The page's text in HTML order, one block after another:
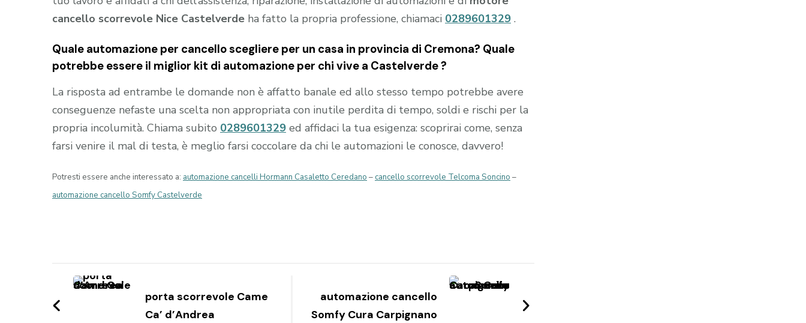
cancello scorrevole Nice Castelverde ha fatto la propria professione, chiamaci 0289601329 .
Quale automazione per cancello scegliere per un casa in provincia di Cremona? Quale
potrebbe essere il miglior kit di automazione per chi vive a Castelverde?
La risposta ad entrambe le domande non è affatto banale ed allo stesso tempo potrebbe avere
conseguenze nefaste una scelta non appropriata con inutile perdita di tempo, soldi e rischi per la
propria incolumità. Chiama subito 0289601329 ed affidaci la tua esigenza: scoprirai come, senza
farsi venire il mal di testa, è meglio farsi coccolare da chi le automazioni le conosce, davvero!
Potresti essere anche interessato a: automazione cancelli Hormann Casaletto Ceredano –cancello scorrevole Telcoma Soncino –
automazione cancello Somfy Castelverde
Navigazione
articoli
porta scorrevole Came
Ca’ d’Andrea
automazione cancello
Somfy Cura Carpignano